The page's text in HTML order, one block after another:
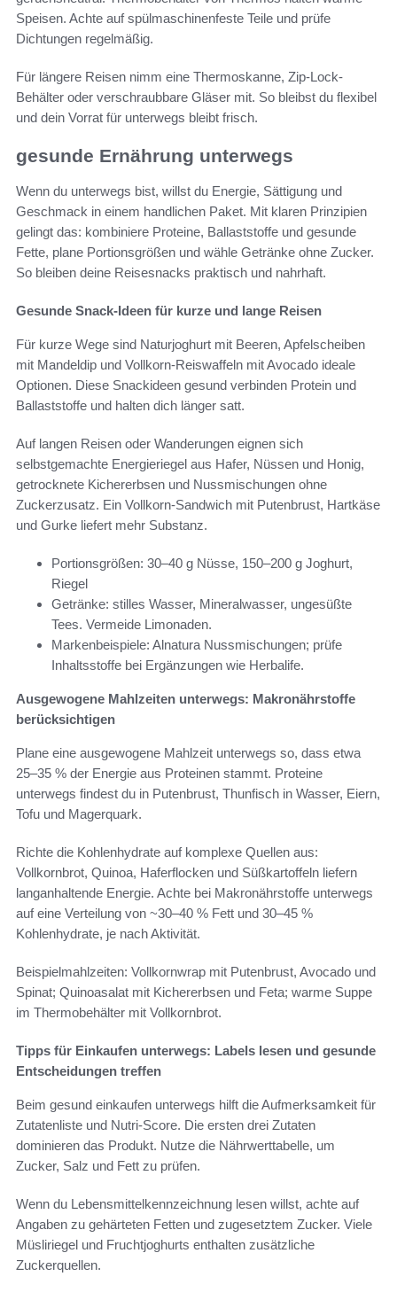
Speisen. Achte auf spülmaschinenfeste Teile und prüfe
Dichtungen regelmäßig.
Für längere Reisen nimm eine Thermoskanne, Zip-Lock-
Behälter oder verschraubbare Gläser mit. So bleibst du flexibel
und dein Vorrat für unterwegs bleibt frisch.
gesunde Ernährung unterwegs
Wenn du unterwegs bist, willst du Energie, Sättigung und
Geschmack in einem handlichen Paket. Mit klaren Prinzipien
gelingt das: kombiniere Proteine, Ballaststoffe und gesunde
Fette, plane Portionsgrößen und wähle Getränke ohne Zucker.
So bleiben deine Reisesnacks praktisch und nahrhaft.
Gesunde Snack-Ideen für kurze und lange Reisen
Für kurze Wege sind Naturjoghurt mit Beeren, Apfelscheiben
mit Mandeldip und Vollkorn-Reiswaffeln mit Avocado ideale
Optionen. Diese Snackideen gesund verbinden Protein und
Ballaststoffe und halten dich länger satt.
Auf langen Reisen oder Wanderungen eignen sich
selbstgemachte Energieriegel aus Hafer, Nüssen und Honig,
getrocknete Kichererbsen und Nussmischungen ohne
Zuckerzusatz. Ein Vollkorn-Sandwich mit Putenbrust, Hartkäse
und Gurke liefert mehr Substanz.
Portionsgrößen: 30–40 g Nüsse, 150–200 g Joghurt,
Riegel
Getränke: stilles Wasser, Mineralwasser, ungesüßte
Tees. Vermeide Limonaden.
Markenbeispiele: Alnatura Nussmischungen; prüfe
Inhaltsstoffe bei Ergänzungen wie Herbalife.
Ausgewogene Mahlzeiten unterwegs: Makronährstoffe
berücksichtigen
Plane eine ausgewogene Mahlzeit unterwegs so, dass etwa
25–35 % der Energie aus Proteinen stammt. Proteine
unterwegs findest du in Putenbrust, Thunfisch in Wasser, Eiern,
Tofu und Magerquark.
Richte die Kohlenhydrate auf komplexe Quellen aus:
Vollkornbrot, Quinoa, Haferflocken und Süßkartoffeln liefern
langanhaltende Energie. Achte bei Makronährstoffe unterwegs
auf eine Verteilung von ~30–40 % Fett und 30–45 %
Kohlenhydrate, je nach Aktivität.
Beispielmahlzeiten: Vollkornwrap mit Putenbrust, Avocado und
Spinat; Quinoasalat mit Kichererbsen und Feta; warme Suppe
im Thermobehälter mit Vollkornbrot.
Tipps für Einkaufen unterwegs: Labels lesen und gesunde
Entscheidungen treffen
Beim gesund einkaufen unterwegs hilft die Aufmerksamkeit für
Zutatenliste und Nutri-Score. Die ersten drei Zutaten
dominieren das Produkt. Nutze die Nährwerttabelle, um
Zucker, Salz und Fett zu prüfen.
Wenn du Lebensmittelkennzeichnung lesen willst, achte auf
Angaben zu gehärteten Fetten und zugesetztem Zucker. Viele
Müsliriegel und Fruchtjoghurts enthalten zusätzliche
Zuckerquellen.